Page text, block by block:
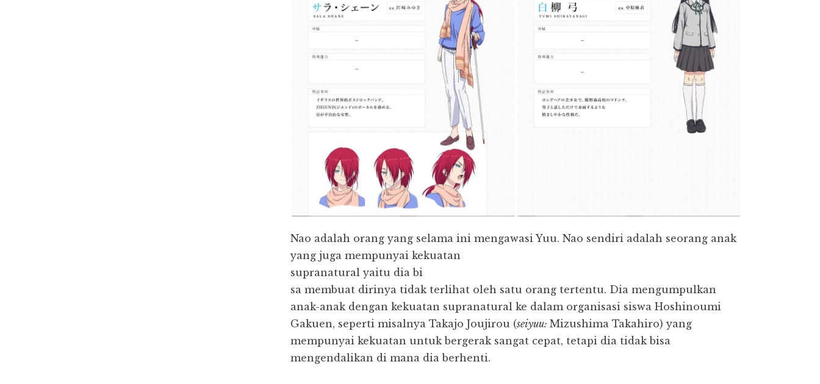
Nao adalah orang yang selama ini mengawasi Yuu. Nao sendiri adalah seorang anak
yang juga mempunyai kekuatan
supranatural yaitu dia bi
sa membuat dirinya tidak terlihat oleh satu orang tertentu. Dia mengumpulkan
anak-anak dengan kekuatan supranatural ke dalam organisasi siswa Hoshinoumi
Gakuen, seperti misalnya Takajo Joujirou (seiyuu:Mizushima Takahiro) yang
mempunyai kekuatan untuk bergerak sangat cepat, tetapi dia tidak bisa
mengendalikan di mana dia berhenti.